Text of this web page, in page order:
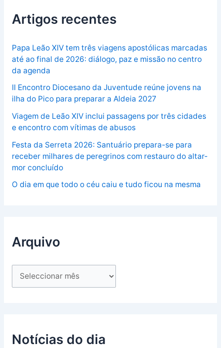
Artigos recentes
Papa Leão XIV tem três viagens apostólicas marcadas
até ao final de 2026: diálogo, paz e missão no centro
da agenda
II Encontro Diocesano da Juventude reúne jovens na
ilha do Pico para preparar a Aldeia 2027
Viagem de Leão XIV inclui passagens por três cidades
e encontro com vítimas de abusos
Festa da Serreta 2026: Santuário prepara-se para
receber milhares de peregrinos com restauro do altar-
mor concluído
O dia em que todo o céu caiu e tudo ficou na mesma
Arquivo
Notícias do dia